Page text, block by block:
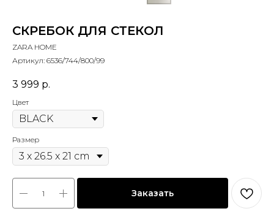
СКРЕБОК ДЛЯ СТЕКОЛ
ZARA HOME
Артикул: 6536/744/800/99
3 999 р.
Цвет
Размер
Заказать